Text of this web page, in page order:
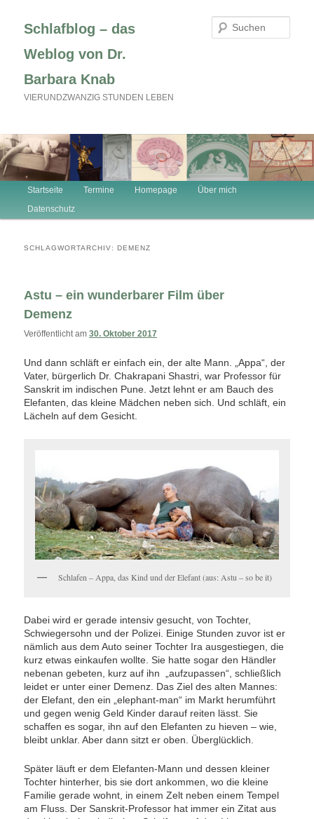
Inhalt
InhaltSchlafblog – das
Weblog von Dr.
Barbara Knab
VIERUNDZWANZIG STUNDEN LEBEN
Hauptmenü
Startseite Termine Homepage
Über mich
Datenschutz
SCHLAGWORTARCHIV:DEMENZ
Astu – ein wunderbarer Film über
Demenz
Veröffentlicht am30. Oktober 2017
Und dann schläft er einfach ein, der alte Mann. „Appa“, der
Vater, bürgerlich Dr. Chakrapani Shastri, war Professor für
Sanskrit im indischen Pune. Jetzt lehnt er am Bauch des
Elefanten, das kleine Mädchen neben sich. Und schläft, ein
Lächeln auf dem Gesicht.
Schlafen – Appa, das Kind und der Elefant (aus: Astu – so be it)
Dabei wird er gerade intensiv gesucht, von Tochter,
Schwiegersohn und der Polizei. Einige Stunden zuvor ist er
nämlich aus dem Auto seiner Tochter Ira ausgestiegen, die
kurz etwas einkaufen wollte. Sie hatte sogar den Händler
nebenan gebeten, kurz auf ihn „aufzupassen“, schließlich
leidet er unter einer Demenz. Das Ziel des alten Mannes:
der Elefant, den ein „elephant-man“ im Markt herumführt
und gegen wenig Geld Kinder darauf reiten lässt. Sie
schaffen es sogar, ihn auf den Elefanten zu hieven – wie,
bleibt unklar. Aber dann sitzt er oben. Überglücklich.
Später läuft er dem Elefanten-Mann und dessen kleiner
Tochter hinterher, bis sie dort ankommen, wo die kleine
Familie gerade wohnt, in einem Zelt neben einem Tempel
am Fluss. Der Sanskrit-Professor hat immer ein Zitat aus